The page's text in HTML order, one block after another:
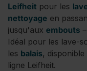
Leifheit pour les
nettoyage en
jusqu'aux embouts
Idéal pour les lave-
les balais,
ligne Leifheit.